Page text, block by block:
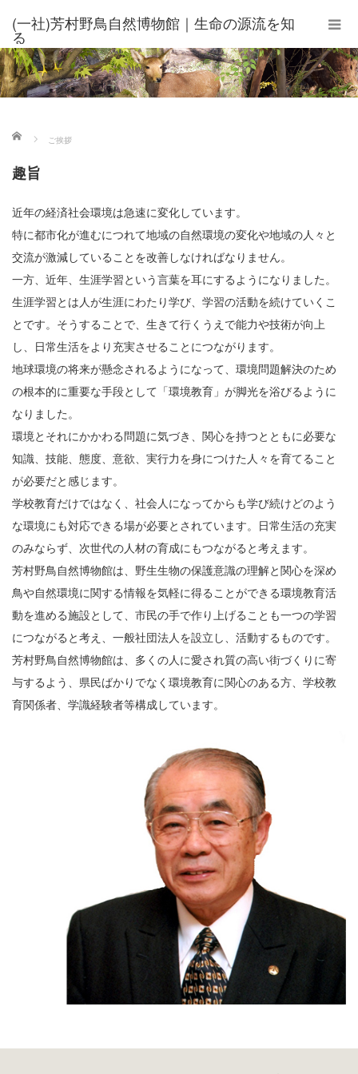
(一社)芳村野鳥自然博物館｜生命の源流を知
る
ホーム ご挨拶
趣旨
近年の経済社会環境は急速に変化しています。
特に都市化が進むにつれて地域の自然環境の変化や地域の人々と
交流が激減していることを改善しなければなりません。
一方、近年、生涯学習という言葉を耳にするようになりました。
生涯学習とは人が生涯にわたり学び、学習の活動を続けていくこ
とです。そうすることで、生きて行くうえで能力や技術が向上
し、日常生活をより充実させることにつながります。
地球環境の将来が懸念されるようになって、環境問題解決のため
の根本的に重要な手段として「環境教育」が脚光を浴びるように
なりました。
環境とそれにかかわる問題に気づき、関心を持つとともに必要な
知識、技能、態度、意欲、実行力を身につけた人々を育てること
が必要だと感じます。
学校教育だけではなく、社会人になってからも学び続けどのよう
な環境にも対応できる場が必要とされています。日常生活の充実
のみならず、次世代の人材の育成にもつながると考えます。
芳村野鳥自然博物館は、野生生物の保護意識の理解と関心を深め
鳥や自然環境に関する情報を気軽に得ることができる環境教育活
動を進める施設として、市民の手で作り上げることも一つの学習
につながると考え、一般社団法人を設立し、活動するものです。
芳村野鳥自然博物館は、多くの人に愛され質の高い街づくりに寄
与するよう、県民ばかりでなく環境教育に関心のある方、学校教
育関係者、学識経験者等構成しています。